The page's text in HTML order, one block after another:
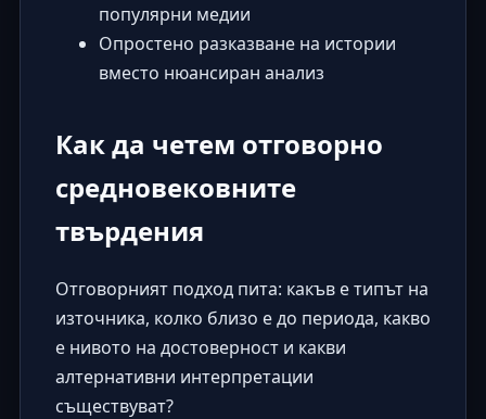
популярни медии
Опростено разказване на истории
вместо нюансиран анализ
Как да четем отговорно
средновековните
твърдения
Отговорният подход пита: какъв е типът на
източника, колко близо е до периода, какво
е нивото на достоверност и какви
алтернативни интерпретации
съществуват?